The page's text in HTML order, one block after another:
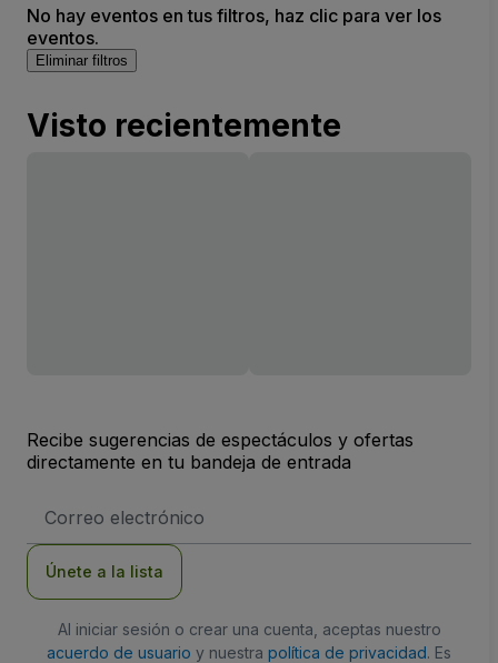
No hay eventos en tus filtros, haz clic para ver los
eventos.
Eliminar filtros
Visto recientemente
Recibe sugerencias de espectáculos y ofertas
directamente en tu bandeja de entrada
de
Únete a la lista
Al iniciar sesión o crear una cuenta, aceptas nuestro
acuerdo de usuario y nuestra política de privacidad. Es